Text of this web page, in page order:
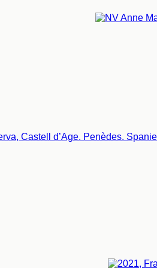
Castell d’Age. Penèdes.